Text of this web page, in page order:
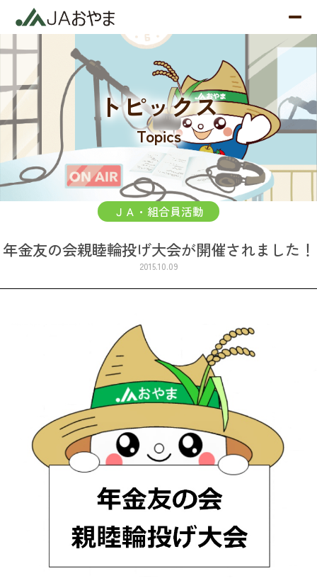
トピックス
Topics
ＪＡ・組合員活動
年金友の会親睦輪投げ大会が開催されました！
2015.10.09